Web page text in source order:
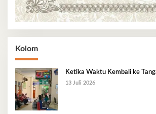
Kolom
Ketika Waktu Kembali ke
13 Juli 2026